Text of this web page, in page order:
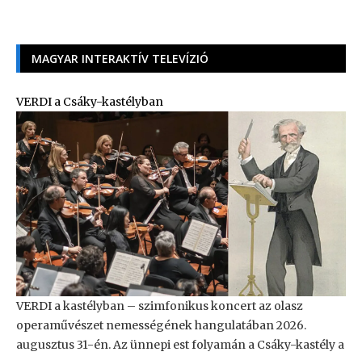
MAGYAR INTERAKTÍV TELEVÍZIÓ
VERDI a Csáky-kastélyban
VERDI a kastélyban – szimfonikus koncert az olasz
operaművészet nemességének hangulatában 2026.
augusztus 31-én. Az ünnepi est folyamán a Csáky-kastély a